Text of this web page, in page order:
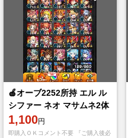
🍎オーブ2252所持 エル ル
シファー ネオ マサムネ2体
ヤクモ🍎
1,100円
即購入ＯＫコメント不要 『ご購入後必